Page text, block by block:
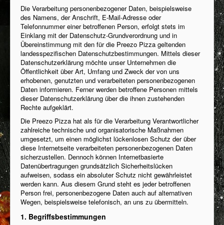
Die Verarbeitung personenbezogener Daten, beispielsweise
des Namens, der Anschrift, E-Mail-Adresse oder
Telefonnummer einer betroffenen Person, erfolgt stets im
Einklang mit der Datenschutz-Grundverordnung und in
Übereinstimmung mit den für die Preezo Pizza geltenden
landesspezifischen Datenschutzbestimmungen. Mittels dieser
Datenschutzerklärung möchte unser Unternehmen die
Öffentlichkeit über Art, Umfang und Zweck der von uns
erhobenen, genutzten und verarbeiteten personenbezogenen
Daten informieren. Ferner werden betroffene Personen mittels
dieser Datenschutzerklärung über die ihnen zustehenden
Rechte aufgeklärt.
Die Preezo Pizza hat als für die Verarbeitung Verantwortlicher
zahlreiche technische und organisatorische Maßnahmen
umgesetzt, um einen möglichst lückenlosen Schutz der über
diese Internetseite verarbeiteten personenbezogenen Daten
sicherzustellen. Dennoch können Internetbasierte
Datenübertragungen grundsätzlich Sicherheitslücken
aufweisen, sodass ein absoluter Schutz nicht gewährleistet
werden kann. Aus diesem Grund steht es jeder betroffenen
Person frei, personenbezogene Daten auch auf alternativen
Wegen, beispielsweise telefonisch, an uns zu übermitteln.
1. Begriffsbestimmungen